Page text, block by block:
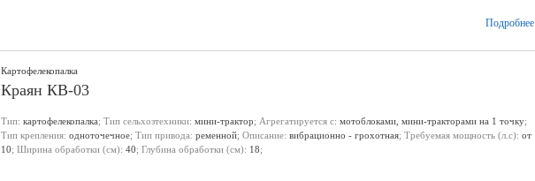
Подробнее
Картофелекопалка
Краян КВ-03
Тип: картофелекопалка; Тип сельхозтехники: мини-трактор; Агрегатируется с: мотоблоками, мини-тракторами на 1 точку;
Тип крепления: одноточечное; Тип привода: ременной; Описание: вибрационно - грохотная; Требуемая мощность (л.с): от
10; Ширина обработки (см): 40; Глубина обработки (см): 18;